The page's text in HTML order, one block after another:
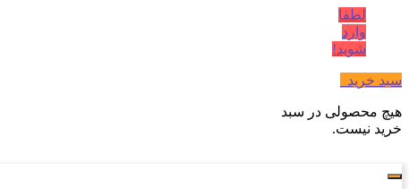
لطفا
وارد
شوید!
سبد خرید
هیچ محصولی در سبد
خرید نیست.